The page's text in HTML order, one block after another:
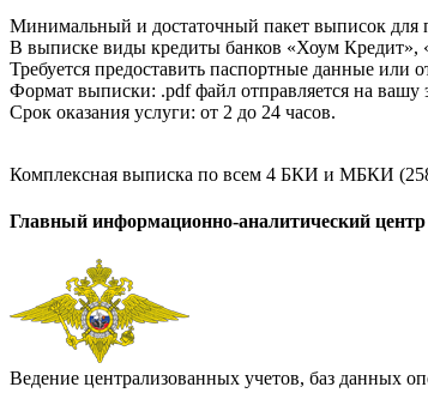
Минимальный и достаточный пакет выписок для
В выписке виды кредиты банков «Хоум Кредит»,
Требуется предоставить паспортные данные или
Формат выписки: .pdf файл отправляется на
Срок оказания услуги: от 2 до 24 часов.
Комплексная выписка по всем 4 БКИ и МБКИ
Главный информационно-аналитический
Ведение централизованных учетов, баз данных